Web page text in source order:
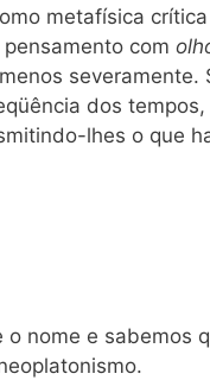
metafísica
pensamento com
severamente.
dos
lhes o que
nome e sabemos